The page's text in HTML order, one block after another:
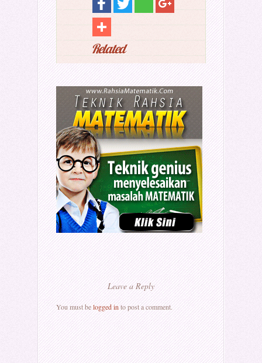
Related
Leave a Reply
You must belogged into post a comment.